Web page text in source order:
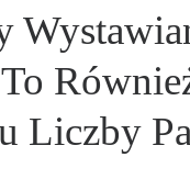
Liczby